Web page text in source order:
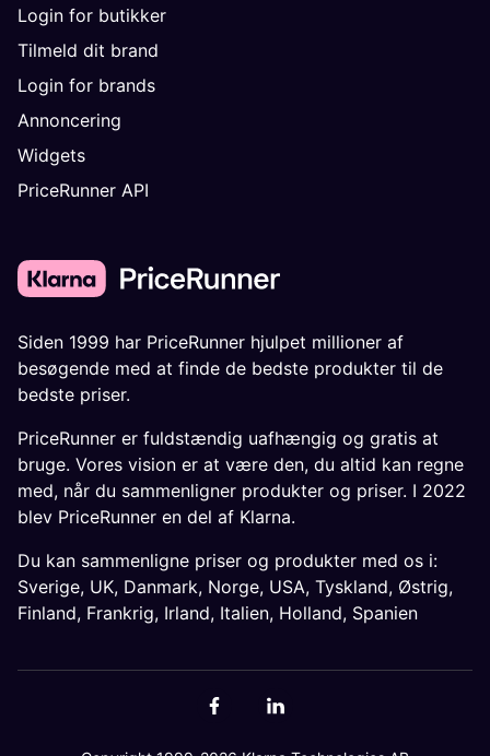
Login for butikker
Tilmeld dit brand
Login for brands
Annoncering
Widgets
PriceRunner API
Siden 1999 har PriceRunner hjulpet millioner af
besøgende med at finde de bedste produkter til de
bedste priser.
PriceRunner er fuldstændig uafhængig og gratis at
bruge. Vores vision er at være den, du altid kan regne
med, når du sammenligner produkter og priser. I 2022
blev PriceRunner en del af Klarna.
Du kan sammenligne priser og produkter med os i:
Sverige, UK, Danmark, Norge, USA, Tyskland, Østrig,
Finland, Frankrig, Irland, Italien, Holland, Spanien